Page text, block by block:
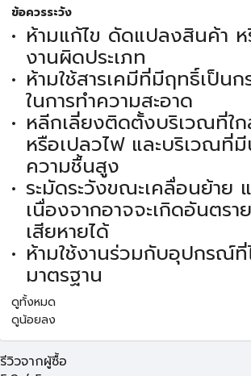
ข้อควรระวัง
ห้ามแก้ไข ดัดแปลงสินค้า ห
งานผิดประเภท
ห้ามใช้สารเคมีที่มีฤทธิ์เป็น
ในการทำความสะอาด
หลีกเลี่ยงติดตั้งบริเวณที่ใ
หรือเปลวไฟ และบริเวณที่
ความชื้นสูง
ระมัดระวังขณะเคลื่อนย้าย
เนื่องจากอาจจะเกิดอันตรา
เสียหายได้
ห้ามใช้งานร่วมกับอุปกรณ์ที่
มาตรฐาน
ดูทั้งหมด
ดูน้อยลง
รีวิวจากผู้ซื้อ